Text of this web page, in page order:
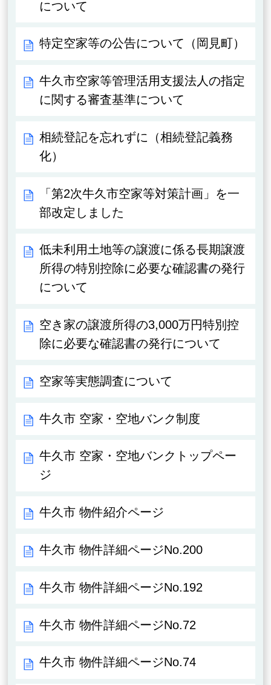
について
特定空家等の公告について（岡見町）
牛久市空家等管理活用支援法人の指定
に関する審査基準について
相続登記を忘れずに（相続登記義務
化）
「第2次牛久市空家等対策計画」を一
部改定しました
低未利用土地等の譲渡に係る長期譲渡
所得の特別控除に必要な確認書の発行
について
空き家の譲渡所得の3,000万円特別控
除に必要な確認書の発行について
空家等実態調査について
牛久市 空家・空地バンク制度
牛久市 空家・空地バンクトップペー
ジ
牛久市 物件紹介ページ
牛久市 物件詳細ページNo.200
牛久市 物件詳細ページNo.192
牛久市 物件詳細ページNo.72
牛久市 物件詳細ページNo.74